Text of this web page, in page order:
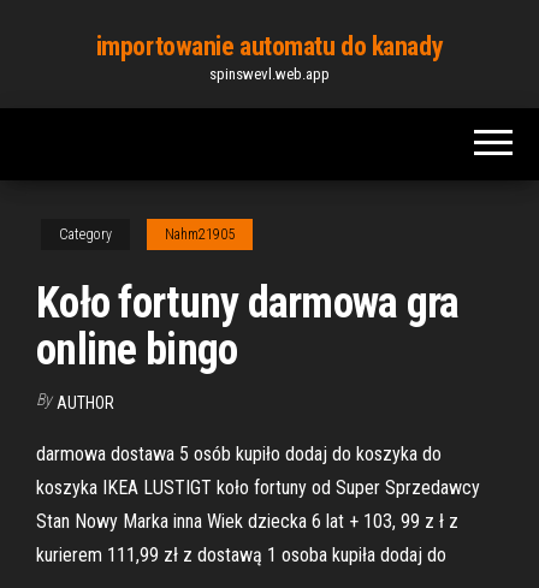
content
importowanie automatu do kanady
spinswevl.web.app
Category Nahm21905
Koło fortuny darmowa gra
online bingo
By AUTHOR
darmowa dostawa 5 osób kupiło dodaj do koszyka do
koszyka IKEA LUSTIGT koło fortuny od Super Sprzedawcy
Stan Nowy Marka inna Wiek dziecka 6 lat + 103, 99 z ł z
kurierem 111,99 zł z dostawą 1 osoba kupiła dodaj do